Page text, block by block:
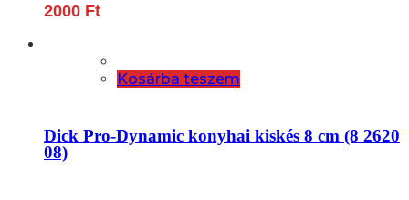
2000 Ft
Kosárba teszem
Dick Pro-Dynamic konyhai kiskés 8 cm (8 2620
08)